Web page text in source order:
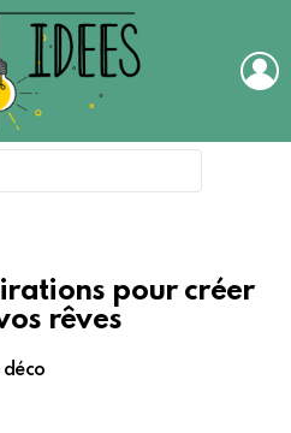
pour créer
rêves